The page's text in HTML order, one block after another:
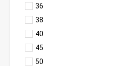
36
38
40
45
50